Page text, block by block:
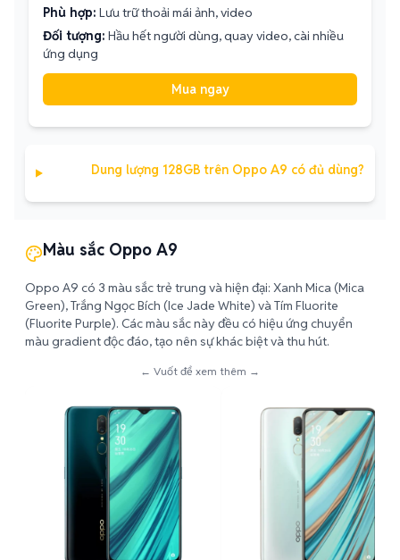
Phù hợp: Lưu trữ thoải mái ảnh, video
Đối tượng: Hầu hết người dùng, quay video, cài nhiều
ứng dụng
Mua ngay
Dung lượng 128GB trên Oppo A9 có đủ dùng?
Màu sắc Oppo A9
Oppo A9 có 3 màu sắc trẻ trung và hiện đại: Xanh Mica (Mica
Green), Trắng Ngọc Bích (Ice Jade White) và Tím Fluorite
(Fluorite Purple). Các màu sắc này đều có hiệu ứng chuyển
màu gradient độc đáo, tạo nên sự khác biệt và thu hút.
← Vuốt để xem thêm →